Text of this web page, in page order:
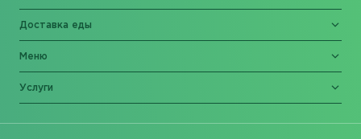
Доставка еды
Меню
Услуги